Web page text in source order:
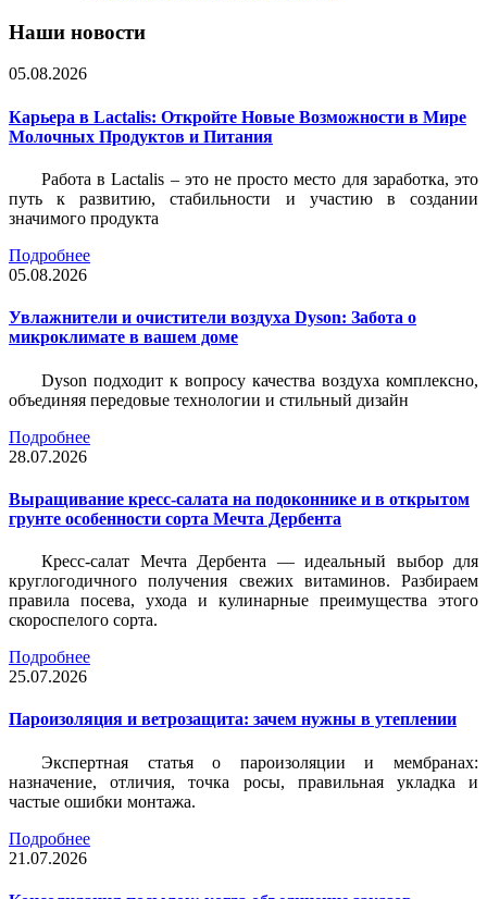
Наши новости
05.08.2026
Карьера в Lactalis: Откройте Новые Возможности в Мире
Молочных Продуктов и Питания
Работа в Lactalis – это не просто место для заработка, это
путь к развитию, стабильности и участию в создании
значимого продукта
Подробнее
05.08.2026
Увлажнители и очистители воздуха Dyson: Забота о
микроклимате в вашем доме
Dyson подходит к вопросу качества воздуха комплексно,
объединяя передовые технологии и стильный дизайн
Подробнее
28.07.2026
Выращивание кресс-салата на подоконнике и в открытом
грунте особенности сорта Мечта Дербента
Кресс-салат Мечта Дербента — идеальный выбор для
круглогодичного получения свежих витаминов. Разбираем
правила посева, ухода и кулинарные преимущества этого
скороспелого сорта.
Подробнее
25.07.2026
Пароизоляция и ветрозащита: зачем нужны в утеплении
Экспертная статья о пароизоляции и мембранах:
назначение, отличия, точка росы, правильная укладка и
частые ошибки монтажа.
Подробнее
21.07.2026